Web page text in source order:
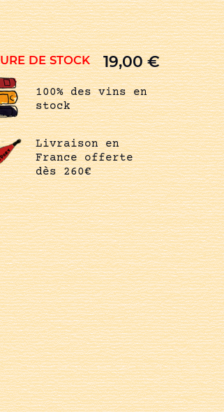
DE STOCK 19,00€
100% des vins en
stock
Livraison en
France offerte
dès 260€